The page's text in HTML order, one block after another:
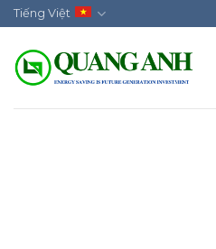
Skip
to
content
Tiếng Việt